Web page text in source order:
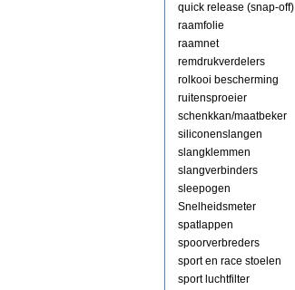
quick release (snap-off)
raamfolie
raamnet
remdrukverdelers
rolkooi bescherming
ruitensproeier
schenkkan/maatbeker
siliconenslangen
slangklemmen
slangverbinders
sleepogen
Snelheidsmeter
spatlappen
spoorverbreders
sport en race stoelen
sport luchtfilter